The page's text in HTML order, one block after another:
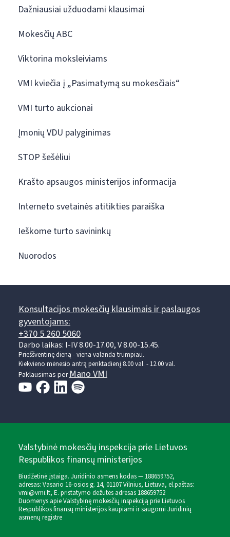
Dažniausiai užduodami klausimai
Mokesčių ABC
Viktorina moksleiviams
VMI kviečia į „Pasimatymą su mokesčiais“
VMI turto aukcionai
Įmonių VDU palyginimas
STOP šešėliui
Krašto apsaugos ministerijos informacija
Interneto svetainės atitikties paraiška
Ieškome turto savininkų
Nuorodos
Konsultacijos mokesčių klausimais ir paslaugos
gyventojams:
+370 5 260 5060
Darbo laikas: I-IV 8.00-17.00, V 8.00-15.45.
Prieššventinę dieną - viena valanda trumpiau.
Kiekvieno mėnesio antrą penktadienį 8.00 val. - 12.00 val.
Paklausimas per Mano VMI
Valstybinė mokesčių inspekcija prie Lietuvos
Respublikos finansų ministerijos
Biudžetinė įstaiga. Juridinio asmens kodas — 188659752,
adresas: Vasario 16-osios g. 14, 01107 Vilnius, Lietuva, el.paštas:
vmi@vmi.lt, E. pristatymo dėžutės adresas 188659752
Duomenys apie Valstybinę mokesčių inspekciją prie Lietuvos
Respublikos finansų ministerijos kaupiami ir saugomi Juridinių
asmenų registre